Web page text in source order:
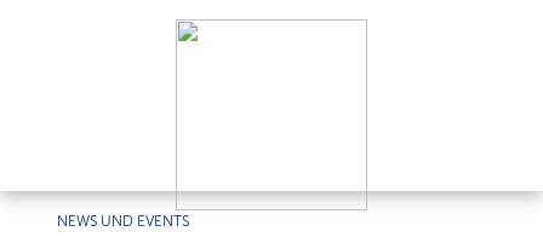
NEWS UND EVENTS